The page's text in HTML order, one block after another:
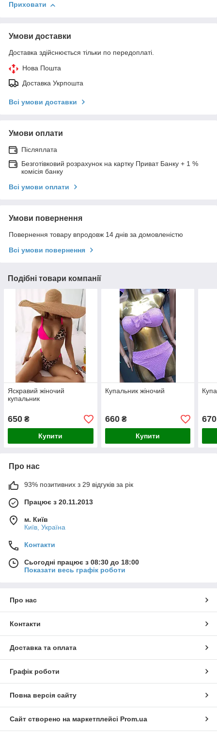
Приховати
Умови доставки
Доставка здійснюється тільки по передоплаті.
Нова Пошта
Доставка Укрпошта
Всі умови доставки
Умови оплати
Післяплата
Безготівковий розрахунок на картку Приват Банку + 1 %
комісія банку
Всі умови оплати
Умови повернення
Повернення товару впродовж 14 днів за домовленістю
Всі умови повернення
Подібні товари компанії
Яскравий жіночий
купальник
650 ₴
Купити
Купальник жіночий
660₴
Купити
670
Про нас
93% позитивних з 29 відгуків за рік
Працює з 20.11.2013
м. Київ
Київ, Україна
Контакти
Сьогодні працює з 08:30 до 18:00
Показати весь графік роботи
Про нас
Контакти
Доставка та оплата
Графік роботи
Повна версія сайту
Сайт створено на маркетплейсі Prom.ua